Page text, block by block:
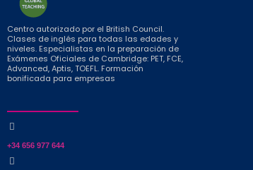
Centro autorizado por el British Council.
Clases de inglés para todas las edades y
niveles. Especialistas en la preparación de
Exámenes Oficiales de Cambridge: PET, FCE,
Advanced, Aptis, TOEFL. Formación
bonificada para empresas
+34 656 977 644